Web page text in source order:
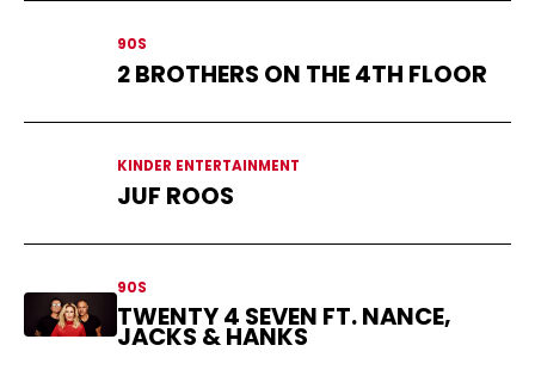
2 BROTHERS ON THE 4TH FLOOR
90S
JUF ROOS
KINDER ENTERTAINMENT
TWENTY 4 SEVEN FT. NANCE,
JACKS & HANKS
90S